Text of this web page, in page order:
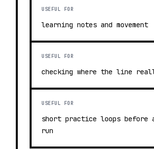
USEFUL FOR
learning notes and movement
USEFUL FOR
checking where the line
USEFUL FOR
short practice loops
run